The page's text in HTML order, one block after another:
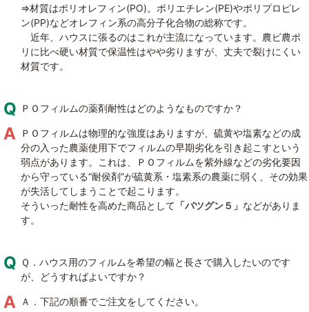
⇒材質はポリオレフィン(PO)。ポリエチレン(PE)やポリプロピレ
ン(PP)などオレフィン系の高分子化合物の総称です。
近年、ハウスに張るのはこれが主流になっています。農ビ農ポ
リに比べ硬い材質で保温性はやや劣りますが、丈夫で裂けにくい
材質です。
ＰＯフィルムの薬剤耐性はどのようなものですか？
ＰＯフィルムは物理的な強度はありますが、硫黄や塩素などの成
分の入った農薬使用下でフィルムの早期劣化を引き起こすという
弱点があります。これは、ＰＯフィルムを紫外線などの劣化要因
から守っている“耐侯剤”が硫黄系・塩素系の農薬に弱く、その効果
が失活してしまうことで起こります。
そういった耐性を高めた商品として 「バツグン５」 などがありま
す。
Ｑ．ハウス用のフィルムを希望の幅と長さで購入したいのです
が、どうすればよいですか？
Ａ．下記の順番でご注文をしてください。